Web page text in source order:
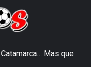
Mas que